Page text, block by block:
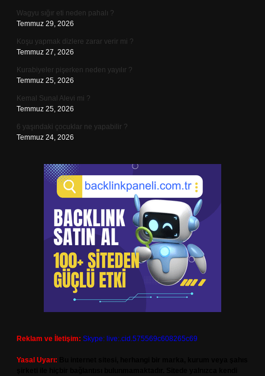
Wagyu sığır eti neden pahalı ?
Temmuz 29, 2026
Koşu yapmak dizlere zarar verir mi ?
Temmuz 27, 2026
Kurabiyeler pişerken neden yayılır ?
Temmuz 25, 2026
Kemal Sunal Alevi mi ?
Temmuz 25, 2026
6 yaşındaki çocuklar ne yapabilir ?
Temmuz 24, 2026
Reklam ve İletişim: Skype: live:.cid.575569c608265c69
Yasal Uyarı: